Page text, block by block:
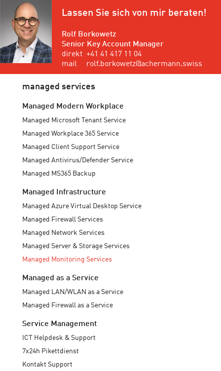
Lassen Sie sich von mir beraten!
Rolf Borkowetz
Senior Key Account Manager
direkt +41 41 417 11 04
mail
rolf.borkowetz@achermann.swiss
managed services
Managed Modern Workplace
Managed Microsoft Tenant Service
Managed Workplace 365 Service
Managed Client Support Service
Managed Antivirus/Defender Service
Managed MS365 Backup
Managed Infrastructure
Managed Azure Virtual Desktop Service
Managed Firewall Services
Managed Network Services
Managed Server & Storage Services
Managed Monitoring Services
Managed as a Service
Managed LAN/WLAN as a Service
Managed Firewall as a Service
Service Management
ICT Helpdesk & Support
7x24h Pikettdienst
Kontakt Support